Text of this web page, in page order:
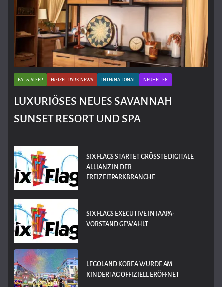
EAT & SLEEP FREIZEITPARK NEWS INTERNATIONAL NEUHEITEN
LUXURIÖSES NEUES SAVANNAH
SUNSET RESORT UND SPA
SIX FLAGS STARTET GRÖSSTE DIGITALE A
LLIANZ IN DER F
REIZEITPARKBRANCHE
SIX FLAGS EXECUTIVE IN IAAPA-
VORSTAND GEWÄHLT
LEGOLAND KOREA WURDE AM
KINDERTAG OFFIZIELL ERÖFFNET